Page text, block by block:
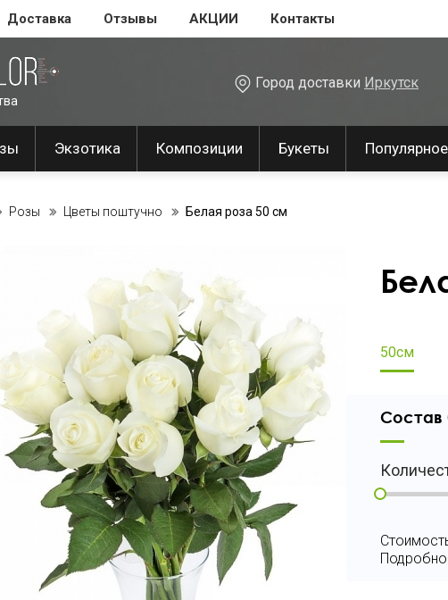
Доставка Отзывы АКЦИИ Контакты
Город доставки Иркутск
Экзотика Композиции Букеты Популярное
Розы Цветы поштучно Белая роза 50 см
50см
Состав